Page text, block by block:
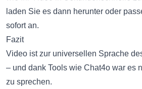
laden Sie es dann herunter oder
sofort an.
Fazit
Video ist zur universellen Sprache
– und dank Tools wie Chat4o war es
zu sprechen.